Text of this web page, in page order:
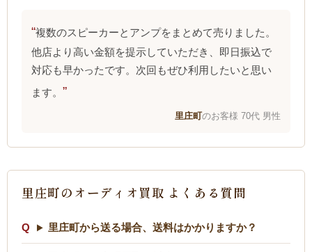
複数のスピーカーとアンプをまとめて売りました。
他店より高い金額を提示していただき、即日振込で
対応も早かったです。次回もぜひ利用したいと思い
ます。
里庄町のお客様 70代 男性
里庄町のオーディオ買取 よくある質問
里庄町から送る場合、送料はかかりますか？